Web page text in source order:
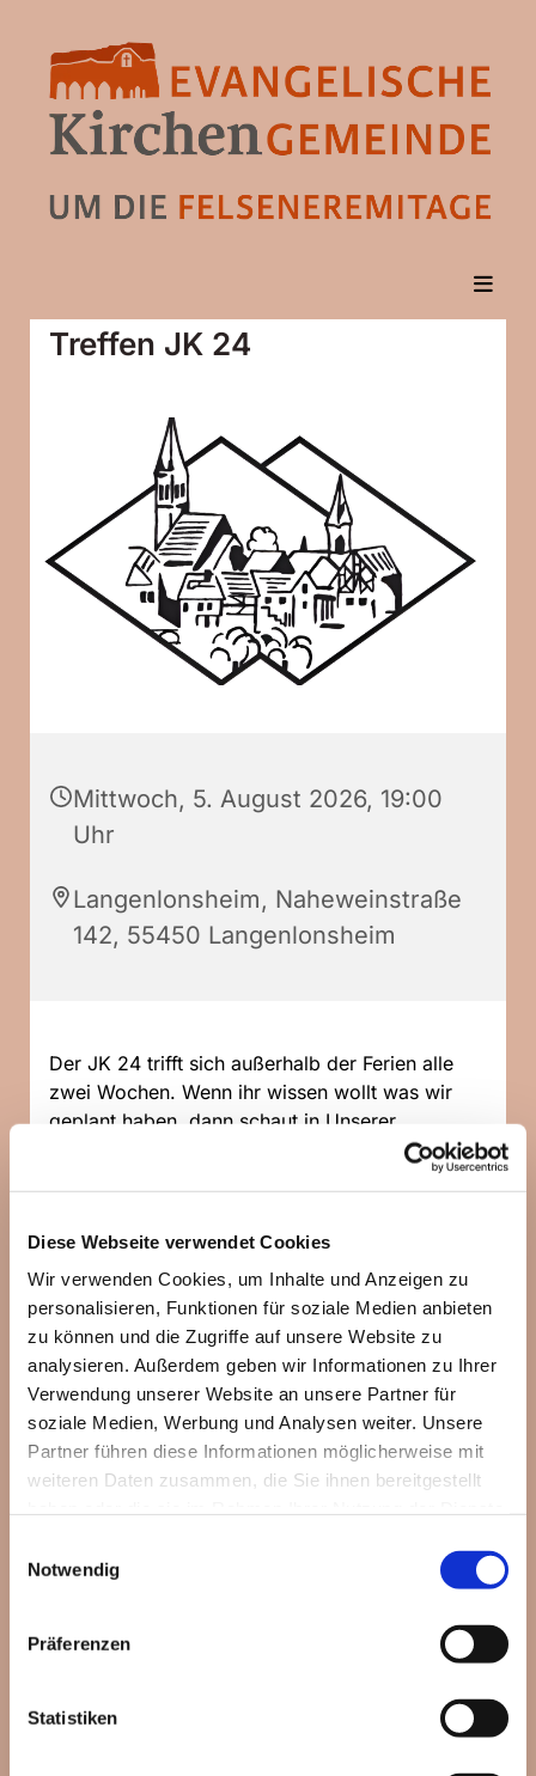
Diese Webseite verwendet Cookies
Wir verwenden Cookies, um Inhalte und Anzeigen zu
personalisieren, Funktionen für soziale Medien anbieten
zu können und die Zugriffe auf unsere Website zu
analysieren. Außerdem geben wir Informationen zu Ihrer
Verwendung unserer Website an unsere Partner für
soziale Medien, Werbung und Analysen weiter. Unsere
Partner führen diese Informationen möglicherweise mit
weiteren Daten zusammen, die Sie ihnen bereitgestellt
Notwendig
Präferenzen
Statistiken
Treffen JK 24
Mittwoch, 5. August 2026, 19:00
Uhr
Langenlonsheim, Naheweinstraße
142, 55450 Langenlonsheim
Der JK 24 trifft sich außerhalb der Ferien alle
zwei Wochen. Wenn ihr wissen wollt was wir
geplant haben, dann schaut in Unserer